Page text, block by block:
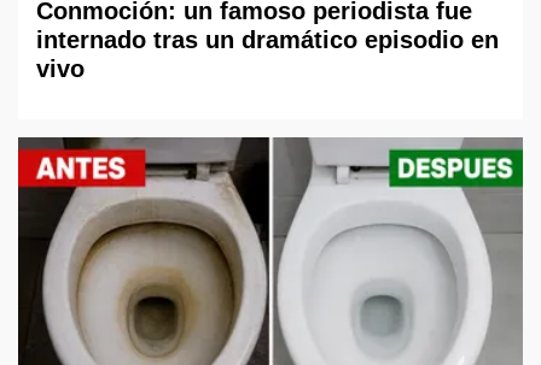
Conmoción: un famoso periodista fue
internado tras un dramático episodio en
vivo